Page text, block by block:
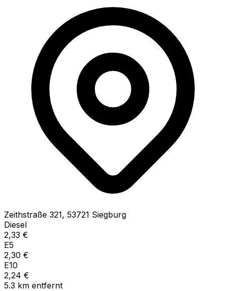
Zeithstraße 321, 53721 Siegburg
Diesel
2,33 €
E5
2,30 €
E10
2,24 €
5.3 km entfernt